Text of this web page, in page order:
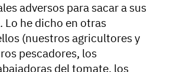
adversos para sacar a sus
Lo he dicho en otras
(nuestros agricultores y
pescadores, los
del tomate, los